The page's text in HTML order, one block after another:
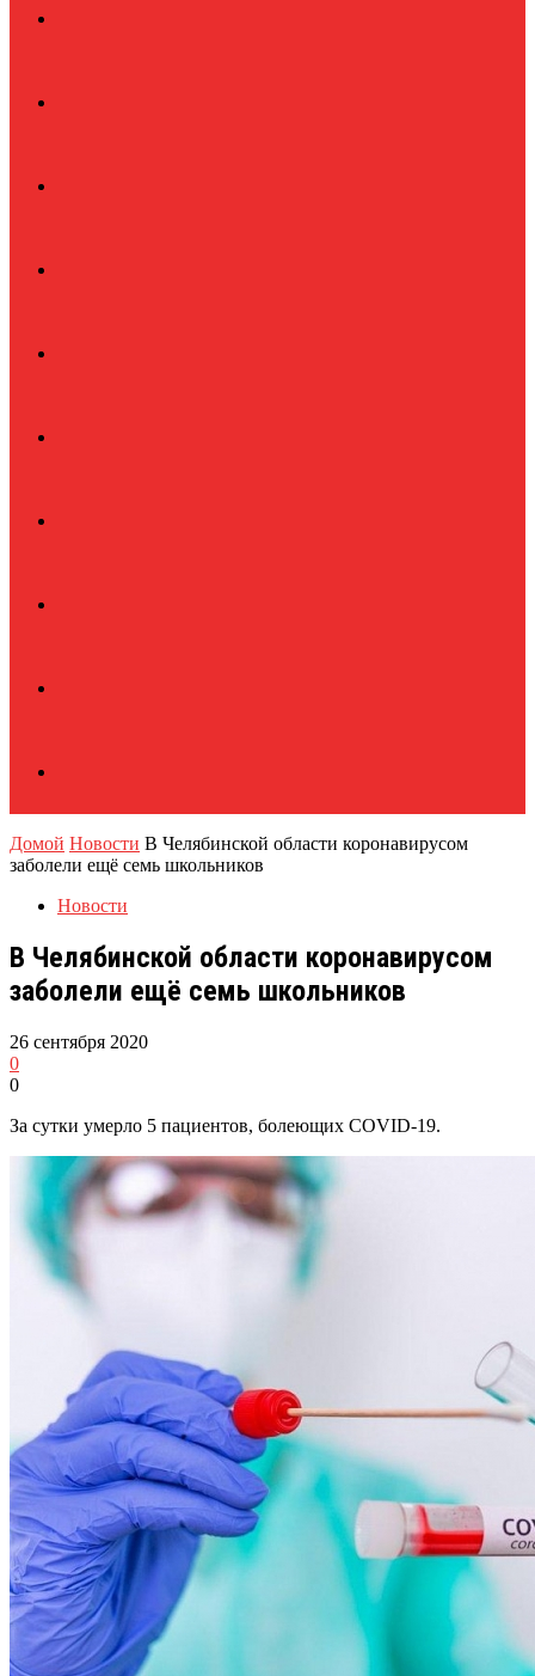
Домой Новости В Челябинской области коронавирусом
заболели ещё семь школьников
Новости
В Челябинской области коронавирусом
заболели ещё семь школьников
26 сентября 2020
0
0
За сутки умерло 5 пациентов, болеющих COVID-19.